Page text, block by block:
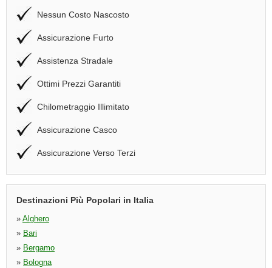
Nessun Costo Nascosto
Assicurazione Furto
Assistenza Stradale
Ottimi Prezzi Garantiti
Chilometraggio Illimitato
Assicurazione Casco
Assicurazione Verso Terzi
Destinazioni Più Popolari in Italia
» Alghero
» Bari
» Bergamo
» Bologna